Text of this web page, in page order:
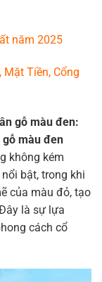
năm 2025
Tiền, Cổng
gỗ màu đen:
gỗ màu đen
không kém
bật, trong khi
của màu đỏ, tạo
là sự lựa
cách cổ